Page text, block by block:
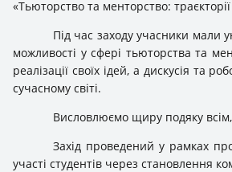
«Тьюторство та менторство:
Під час заходу учасники мали
можливості у сфері тьюторства та
реалізації своїх ідей, а дискусія та
сучасному світі.
Висловлюємо щиру подяку
Захід проведений у рамках
участі студентів через становлення